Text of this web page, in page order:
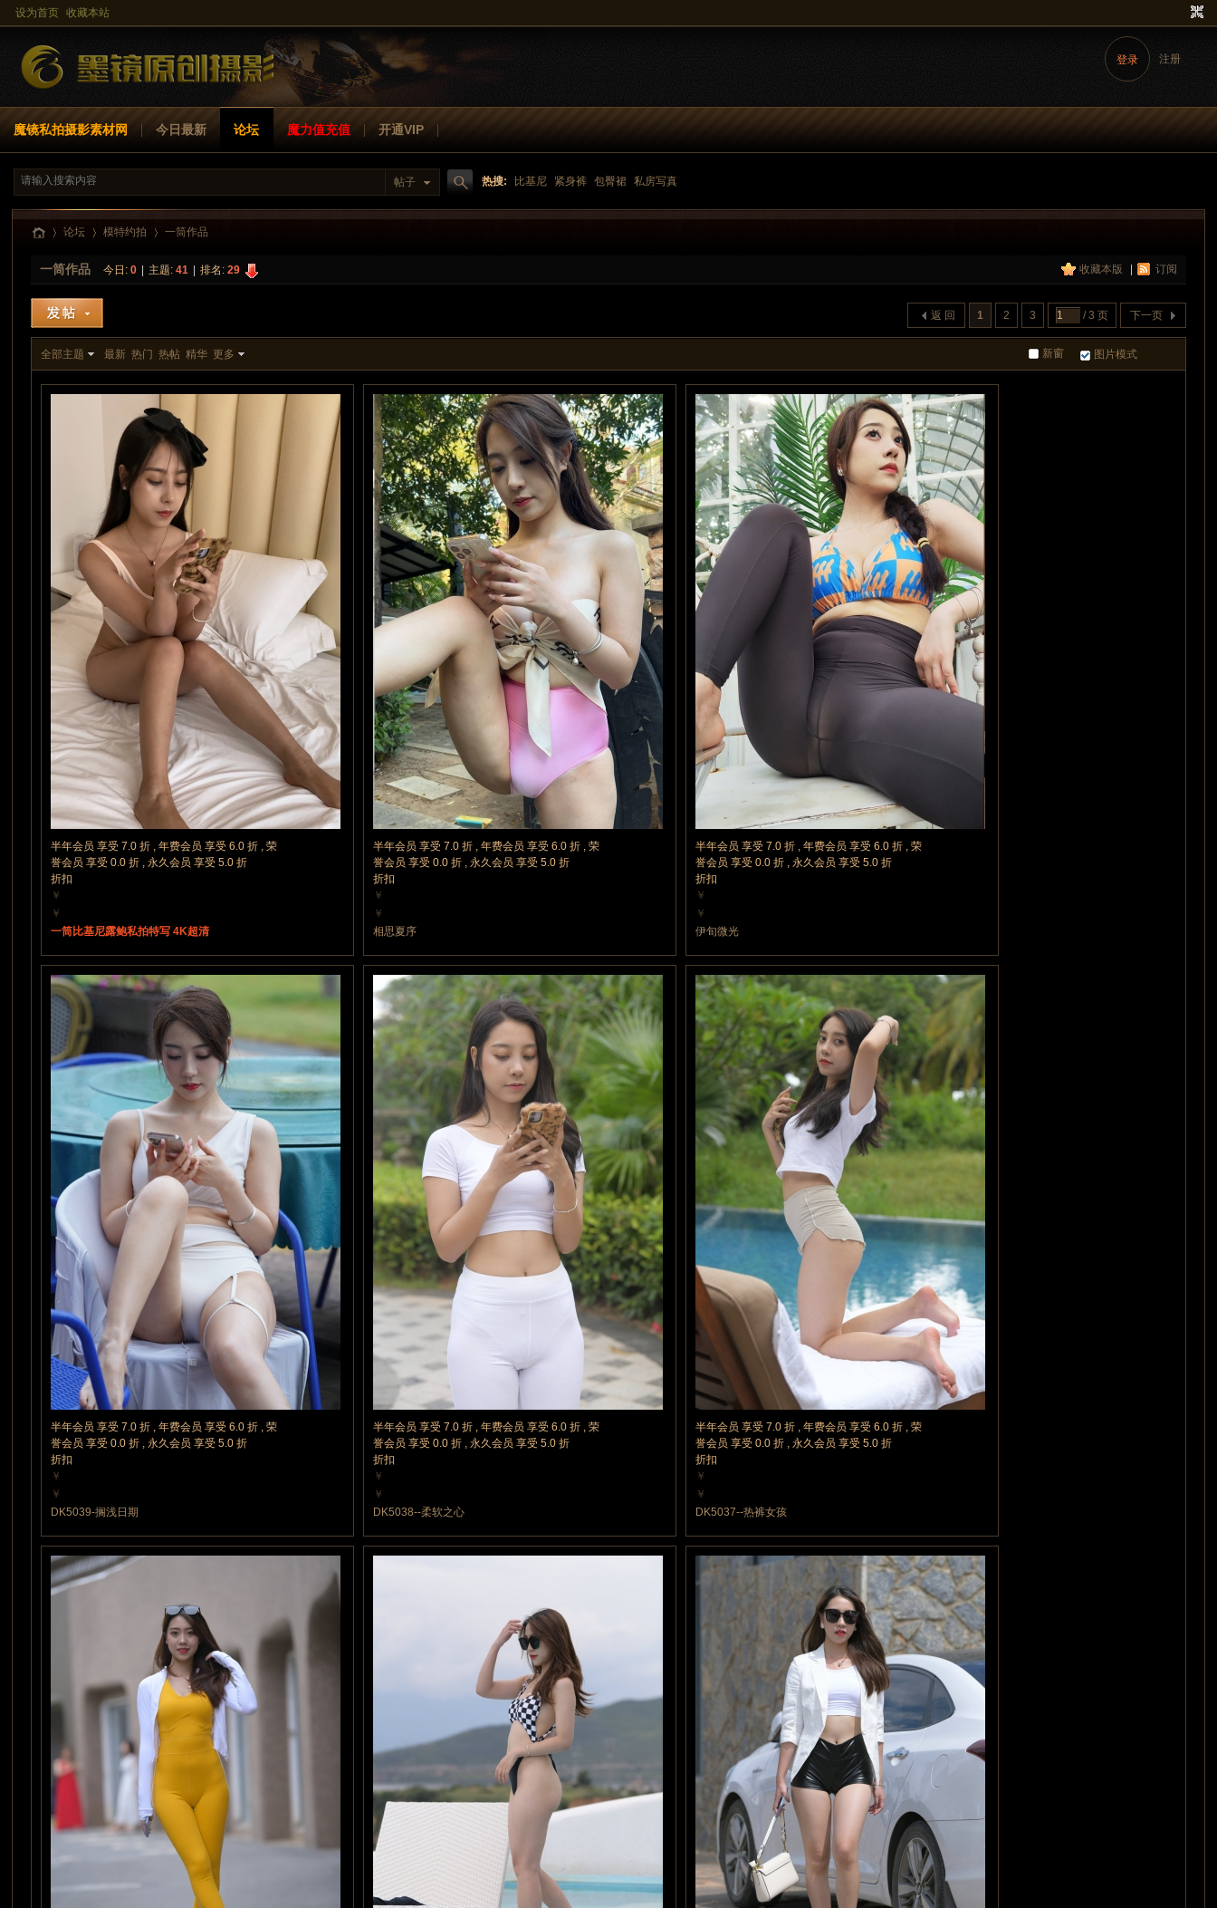
设为首页 收藏本站
注册
登录
魔镜私拍摄影素材网 今日最新 论坛 魔力值充值 开通VIP
魔镜街拍-
私拍摄影
魔镜-比基尼 魔镜-瑜伽裤 魔镜-丝足美腿 魔镜-热裤 魔镜-牛仔裤 魔镜-包臀裙 魔镜-皮裤
模特约拍 模拍Show 魔镜-芝芝 魔镜-可儿 视频专区
美女摄影图 美女摄影 网红摄影 街拍美女
Rousi写真 魔镜私房 内购定制版 情趣写真
公告信息 充值问题
帖子
搜
索
热搜: 比基尼 紧身裤 包臀裙 私房写真
»
论坛
›
模特约拍 一筒作品
收藏本版 订阅
一筒作品 今日:0 主题:41 排名:29
1 2 3 / 3 页 下一页
返 回
新窗
全部主题 最新 热门 热帖 精华 更多 图片模式
半年会员 享受 7.0 折 , 年费会员 享受 6.0 折 , 荣
誉会员 享受 0.0 折 , 永久会员 享受 5.0 折
折扣
￥
30 魔力值
￥
30 魔力值
一筒比基尼露鲍私拍特写 4K超清
半年会员 享受 7.0 折 , 年费会员 享受 6.0 折 , 荣
誉会员 享受 0.0 折 , 永久会员 享受 5.0 折
折扣
￥
15 魔力值
￥
15 魔力值
相思夏序
半年会员 享受 7.0 折 , 年费会员 享受 6.0 折 , 荣
誉会员 享受 0.0 折 , 永久会员 享受 5.0 折
折扣
￥
15 魔力值
￥
15 魔力值
伊旬微光
半年会员 享受 7.0 折 , 年费会员 享受 6.0 折 , 荣
誉会员 享受 0.0 折 , 永久会员 享受 5.0 折
折扣
￥
20 魔力值
￥
20 魔力值
DK5039-搁浅日期
半年会员 享受 7.0 折 , 年费会员 享受 6.0 折 , 荣
誉会员 享受 0.0 折 , 永久会员 享受 5.0 折
折扣
￥
10 魔力值
￥
10 魔力值
DK5038--柔软之心
半年会员 享受 7.0 折 , 年费会员 享受 6.0 折 , 荣
誉会员 享受 0.0 折 , 永久会员 享受 5.0 折
折扣
￥
10 魔力值
￥
10 魔力值
DK5037--热裤女孩